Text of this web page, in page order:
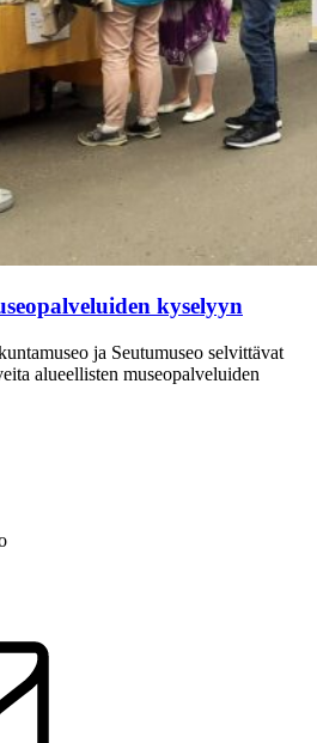
kyselyyn
ja Seutumuseo selvittävat
alueellisten museopalveluiden